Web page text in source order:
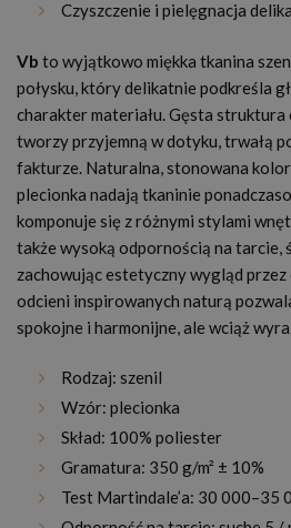
Czyszczenie i pielęgnacja
Vb to wyjątkowo miękka tkanina
połysku, który delikatnie podkreśla
charakter materiału. Gęsta
tworzy przyjemną w dotyku, trwałą
fakturze. Naturalna, stonowana
plecionka nadają tkaninie
komponuje się z różnymi stylami
także wysoką odpornością na tarcie,
zachowując estetyczny wygląd przez
odcieni inspirowanych naturą
spokojne i harmonijne, ale wciąż
Rodzaj: szenil
Wzór: plecionka
Skład: 100% poliester
Gramatura: 350 g/m² ± 10%
Test Martindale’a: 30 000–35